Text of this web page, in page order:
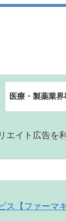
医療・製薬業界
イト広告を
ス【ファーマ